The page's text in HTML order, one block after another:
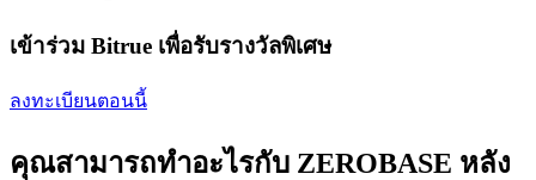
เข้าร่วม Bitrue เพื่อรับรางวัลพิเศษ
ลงทะเบียนตอนนี้
คุณสามารถทำอะไรกับ ZEROBASE หลัง